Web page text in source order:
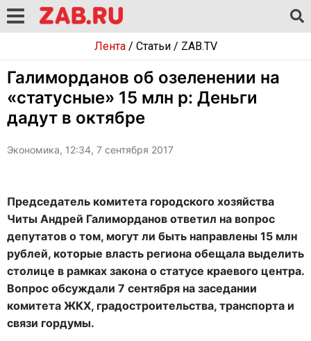
Лента/ Статьи/ ZAB.TV
Галиморданов об озеленении на
«статусные» 15 млн р: Деньги
дадут в октябре
Экономика, 12:34, 7 сентября 2017
Председатель комитета городского хозяйства
Читы Андрей Галиморданов ответил на вопрос
депутатов о том, могут ли быть направлены 15 млн
рублей, которые власть региона обещала выделить
столице в рамках закона о статусе краевого центра.
Вопрос обсуждали 7 сентября на заседании
комитета ЖКХ, градостроительства, транспорта и
связи гордумы.